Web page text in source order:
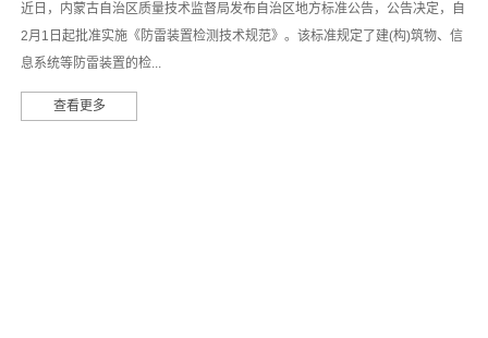
近日，内蒙古自治区质量技术监督局发布自治区地方标准公告，公告决定，自
2月1日起批准实施《防雷装置检测技术规范》。该标准规定了建(构)筑物、信
息系统等防雷装置的检...
查看更多